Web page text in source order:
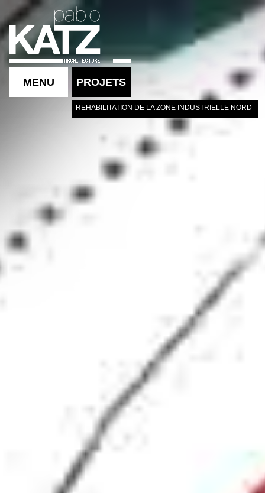
MENU PROJETS
REHABILITATION DE LA ZONE INDUSTRIELLE NORD